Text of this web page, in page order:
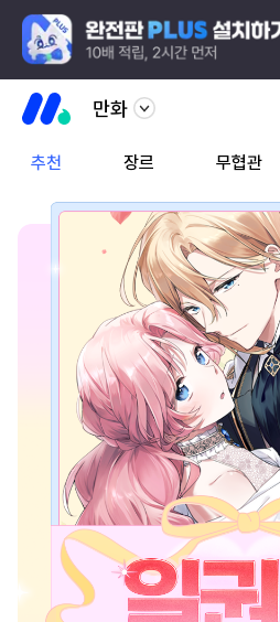
만화
추천 장르 무협관